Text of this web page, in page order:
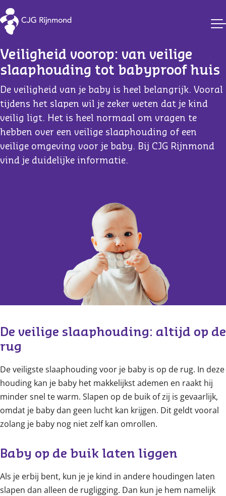
CJG Rijnmond
Veiligheid voorop: van veilige
slaaphouding tot babyproof huis
De veiligheid van je baby is heel belangrijk. Vooral
tijdens het slapen wil je zeker weten dat je kind
veilig ligt. Het is heel normaal om vragen te
hebben over een veilige slaaphouding of een
veilige omgeving voor je baby. Bij CJG Rijnmond
vind je duidelijke informatie.
De veilige slaaphouding: altijd op de
rug
De veiligste slaaphouding voor je baby is op de rug. In deze
houding kan je baby het makkelijkst ademen en raakt hij
minder snel te warm. Slapen op de buik of zij is gevaarlijk,
omdat je baby dan geen lucht kan krijgen. Dit geldt vooral
zolang je baby nog niet zelf kan omrollen.
Baby op de buik laten liggen
Als je erbij bent, kun je je kind in andere houdingen laten
slapen dan alleen de rugligging. Dan kun je hem namelijk